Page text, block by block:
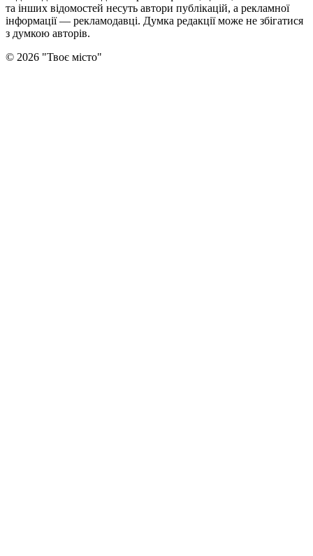
та інших відомостей несуть автори публікацій, а рекламної
інформації — рекламодавці. Думка редакцiї може не збiгатися
з думкою авторiв.
© 2026 "Твоє місто"